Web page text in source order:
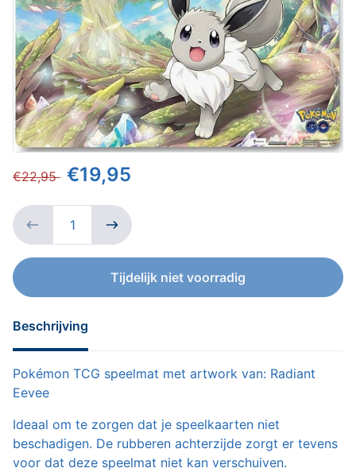
€22,95 €19,95
Tijdelijk niet voorradig
Beschrijving
Pokémon TCG speelmat met artwork van: Radiant
Eevee
Ideaal om te zorgen dat je speelkaarten niet
beschadigen. De rubberen achterzijde zorgt er tevens
voor dat deze speelmat niet kan verschuiven.